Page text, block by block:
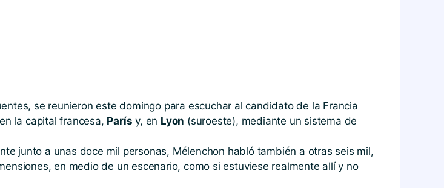
se reunieron este domingo para escuchar al candidato de la Francia
la capital francesa, París y, en Lyon (suroeste), mediante un sistema de
junto a unas doce mil personas, Mélenchon habló también a otras seis mil,
en medio de un escenario, como si estuviese realmente allí y no